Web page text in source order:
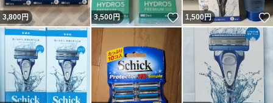
3,800円 3,500円 いいね！
1,500円